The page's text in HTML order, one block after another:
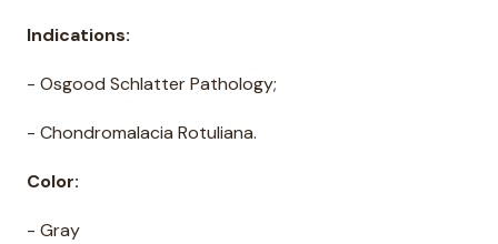
Indications:
- Osgood Schlatter Pathology;
- Chondromalacia Rotuliana.
Color:
- Gray